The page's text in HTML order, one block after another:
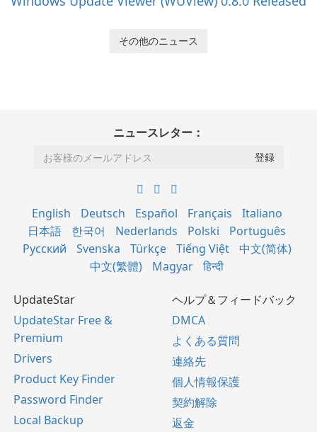
その他のニュース
ニュースレター：
English Deutsch Español Français
Italiano
日本語
한국어 Nederlands Polski
Português
Русский
Svenska Türkçe Tiếng Việt
中文(简体)
中文(繁體)
Magyar हिन्दी
UpdateStar
UpdateStar Free &
Premium
Drivers
Product Key Finder
Password Finder
Local Backup
ヘルプ＆フィードバック
DMCA
よくある質問
連絡先
個人情報保護
契約解除
返金